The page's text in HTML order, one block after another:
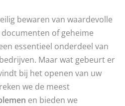
bewaren van waardevolle
of geheime
essentieel onderdeel van
Maar wat gebeurt er
bij het openen van uw
we de meest
en bieden we